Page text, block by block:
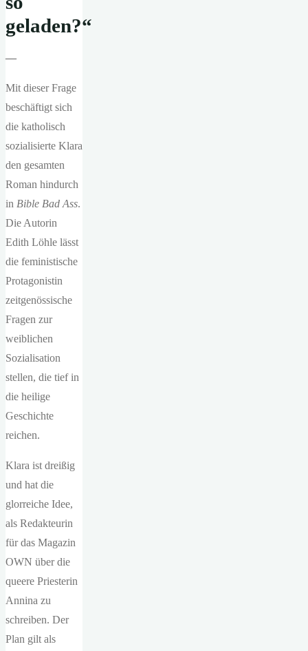
geladen?“
—
Mit dieser Frage
beschäftigt sich
die katholisch
sozialisierte Klara
den gesamten
Roman hindurch
in Bible Bad Ass.
Die Autorin
Edith Löhle lässt
die feministische
Protagonistin
zeitgenössische
Fragen zur
weiblichen
Sozialisation
stellen, die tief in
die heilige
Geschichte
reichen.
Klara ist dreißig
und hat die
glorreiche Idee,
als Redakteurin
für das Magazin
OWN über die
queere Priesterin
Annina zu
schreiben. Der
Plan gilt als